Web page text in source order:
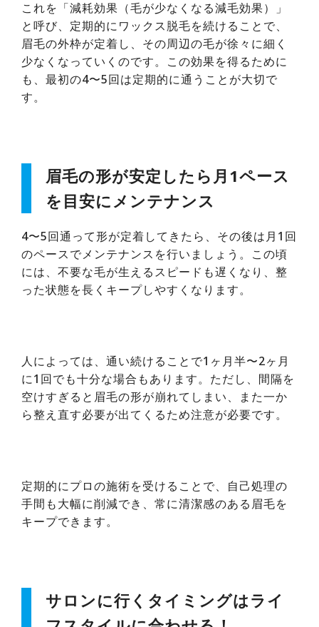
これを「減耗効果（毛が少なくなる減毛効果）」
と呼び、定期的にワックス脱毛を続けることで、
眉毛の外枠が定着し、その周辺の毛が徐々に細く
少なくなっていくのです。この効果を得るために
も、最初の4〜5回は定期的に通うことが大切で
す。
眉毛の形が安定したら月1ペース
を目安にメンテナンス
4〜5回通って形が定着してきたら、その後は月1回
のペースでメンテナンスを行いましょう。この頃
には、不要な毛が生えるスピードも遅くなり、整
った状態を長くキープしやすくなります。
人によっては、通い続けることで1ヶ月半〜2ヶ月
に1回でも十分な場合もあります。ただし、間隔を
空けすぎると眉毛の形が崩れてしまい、また一か
ら整え直す必要が出てくるため注意が必要です。
定期的にプロの施術を受けることで、自己処理の
手間も大幅に削減でき、常に清潔感のある眉毛を
キープできます。
サロンに行くタイミングはライ